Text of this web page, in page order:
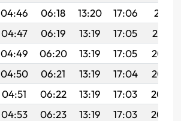
04:46 06:18 13:20 17:06
20:11
04:47 06:19 13:19 17:05
20:10
04:49 06:20 13:19 17:05
20:08
04:50 06:21 13:19 17:04
20:07
04:51 06:22 13:19 17:03
20:06
04:53 06:23 13:19 17:03
20:04